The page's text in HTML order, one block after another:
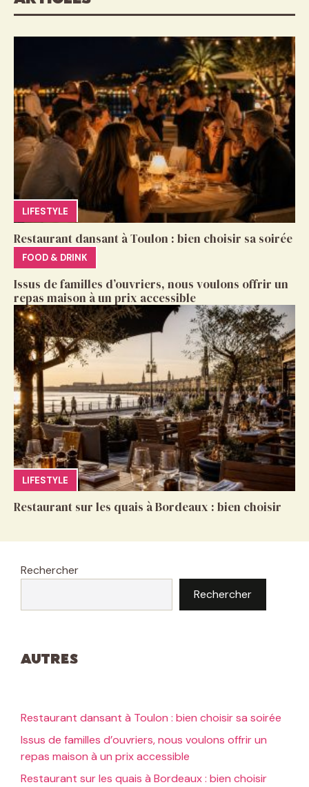
LIFESTYLE
Restaurant dansant à Toulon : bien choisir sa soirée
FOOD & DRINK
Issus de familles d’ouvriers, nous voulons offrir un
repas maison à un prix accessible
LIFESTYLE
Restaurant sur les quais à Bordeaux : bien choisir
Rechercher
Rechercher
Autres
Restaurant dansant à Toulon : bien choisir sa soirée
Issus de familles d’ouvriers, nous voulons offrir un
repas maison à un prix accessible
Restaurant sur les quais à Bordeaux : bien choisir